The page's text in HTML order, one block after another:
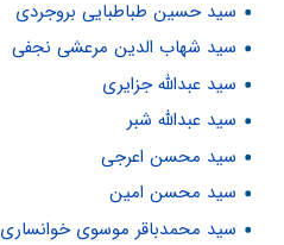
سید حسین طباطبایی بروجردی
سید شهاب الدین مرعشی نجفی
سید عبدالله جزایری
سید عبدالله شبر
سید محسن اعرجی
سید محسن امین
سید محمدباقر موسوی خوانساری